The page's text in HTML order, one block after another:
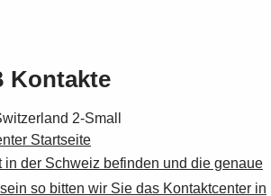
Kontakte
Startseite
in der Schweiz befinden und die genaue
so bitten wir Sie das Kontaktcenter in